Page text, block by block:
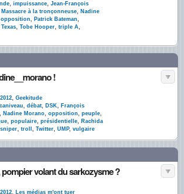
, impuissance, Jean-François
Massacre à la tronçonneuse, Nadine
opposition, Patrick Bateman,
Texas, Tobe Hooper, triple A,
!
, Geekitude
caniveau, débat, DSK, François
, Nadine Morano, opposition, peuple,
, populaire, présidentielle, Rachida
sniper, troll , Twitter, UMP, vulgaire
volant du sarkozysme ?
, Les médias m'ont tuer